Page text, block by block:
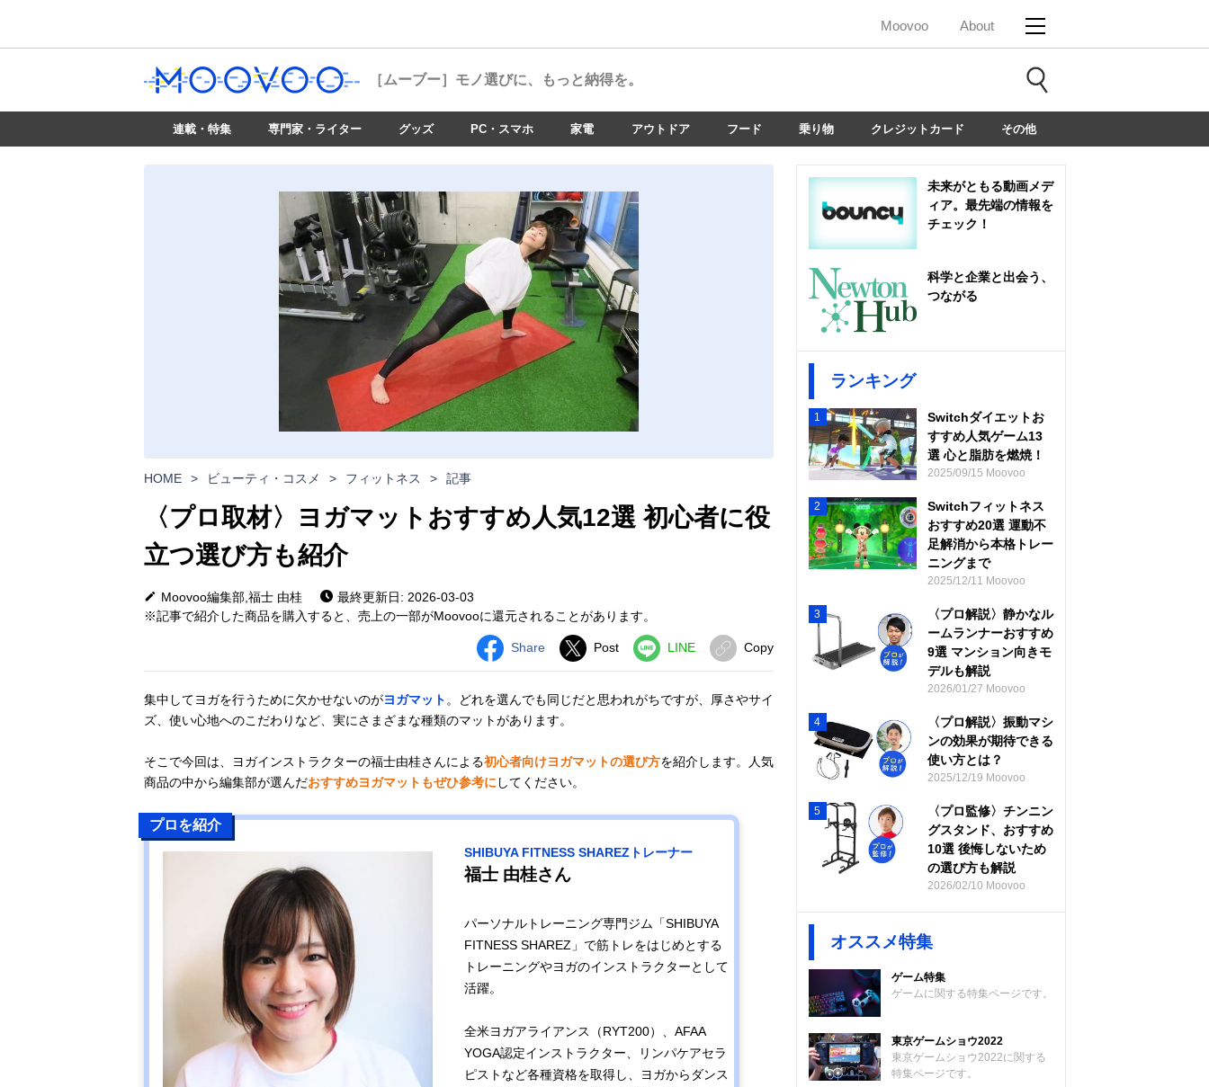
Moovoo About
［ムーブー］ モノ選びに、もっと納得を。
連載・特集 専門家・ライター グッズ PC・スマホ 家電 アウトドア フード 乗り物 クレジットカード その他
HOME > ビューティ・コスメ > フィットネス > 記事
〈プロ取材〉ヨガマットおすすめ人気12選 初心者に役
立つ選び方も紹介
Moovoo編集部,福士 由桂
最終更新日: 2026-03-03
※記事で紹介した商品を購入すると、売上の一部がMoovooに還元されることがあります。
Share Post LINE Copy
集中してヨガを行うために欠かせないのがヨガマット 。どれを選んでも同じだと思われがちですが、厚さやサイ
ズ、使い心地へのこだわりなど、実にさまざまな種類のマットがあります。
そこで今回は、ヨガインストラクターの福士由桂さんによる初心者向けヨガマットの選び方を紹介します。人気
商品の中から編集部が選んだおすすめヨガマットもぜひ参考に してください。
プロを紹介
SHIBUYA FITNESS SHAREZトレーナー
福士 由桂さん
パーソナルトレーニング専門ジム「SHIBUYA
FITNESS SHAREZ」で筋トレをはじめとする
トレーニングやヨガのインストラクターとして
活躍。
全米ヨガアライアンス（RYT200）、AFAA
YOGA認定インストラクター、リンパケアセラ
ピストなど各種資格を取得し、ヨガからダンス
未来がともる動画メデ
ィア。最先端の情報を
チェック！
科学と企業と出会う、
つながる
ランキング
1
Switchダイエットお
すすめ人気ゲーム13
選 心と脂肪を燃焼！
2025/09/15 Moovoo
2
Switchフィットネス
おすすめ20選 運動不
足解消から本格トレー
ニングまで
2025/12/11 Moovoo
3
〈プロ解説〉静かなル
ームランナーおすすめ
9選 マンション向きモ
デルも解説
2026/01/27 Moovoo
4
〈プロ解説〉振動マシ
ンの効果が期待できる
使い方とは？
2025/12/19 Moovoo
5
〈プロ監修〉チンニン
グスタンド、おすすめ
10選 後悔しないため
の選び方も解説
2026/02/10 Moovoo
オススメ特集
ゲーム特集
ゲームに関する特集ページです。
東京ゲームショウ2022
東京ゲームショウ2022に関する
特集ページです。